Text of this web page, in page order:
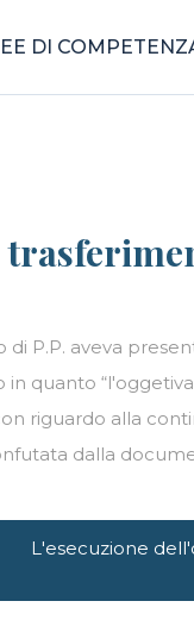
DI
di P.P. aveva
quanto
riguardo alla
dalla
L'esecuzione